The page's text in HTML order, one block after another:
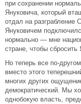
при сохранении
Януковича, который
отдал на разграбление
Януковичем
нормально — мне
стране, чтобы
Но теперь все по-
вместо этого
многих других
демократический. Мы
однобокую власть,